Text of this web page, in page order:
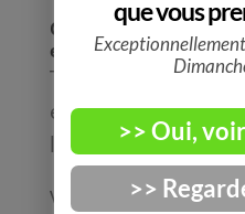
Chapitre 3:
efficace pour
Troisièmement,
efficace est
la fidélité des
Voici quelques